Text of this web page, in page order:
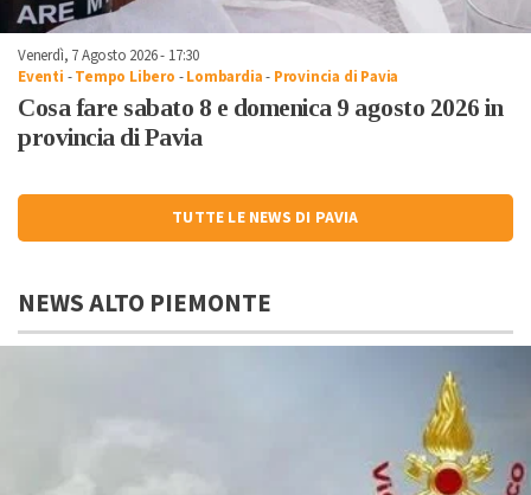
Venerdì, 7 Agosto 2026 - 17:30
Eventi -Tempo Libero -Lombardia- Provincia di Pavia
Cosa fare sabato 8 e domenica 9 agosto 2026 in
provincia di Pavia
TUTTE LE NEWS DI PAVIA
NEWS ALTO PIEMONTE